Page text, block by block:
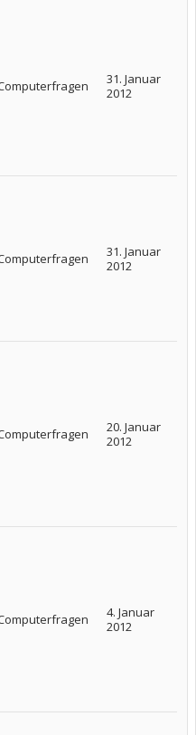
31. Januar
2012
31. Januar
2012
20. Januar
2012
4. Januar
2012